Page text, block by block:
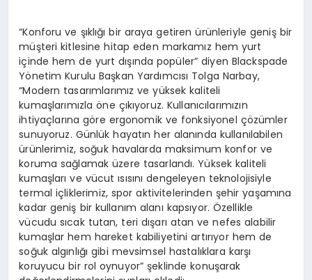
“Konforu ve şıklığı bir araya getiren ürünleriyle geniş bir
müşteri kitlesine hitap eden markamız hem yurt
içinde hem de yurt dışında popüler” diyen Blackspade
Yönetim Kurulu Başkan Yardımcısı Tolga Narbay,
“Modern tasarımlarımız ve yüksek kaliteli
kumaşlarımızla öne çıkıyoruz. Kullanıcılarımızın
ihtiyaçlarına göre ergonomik ve fonksiyonel çözümler
sunuyoruz. Günlük hayatın her alanında kullanılabilen
ürünlerimiz, soğuk havalarda maksimum konfor ve
koruma sağlamak üzere tasarlandı. Yüksek kaliteli
kumaşları ve vücut ısısını dengeleyen teknolojisiyle
termal içliklerimiz, spor aktivitelerinden şehir yaşamına
kadar geniş bir kullanım alanı kapsıyor. Özellikle
vücudu sıcak tutan, teri dışarı atan ve nefes alabilir
kumaşlar hem hareket kabiliyetini artırıyor hem de
soğuk algınlığı gibi mevsimsel hastalıklara karşı
koruyucu bir rol oynuyor” şeklinde konuşarak